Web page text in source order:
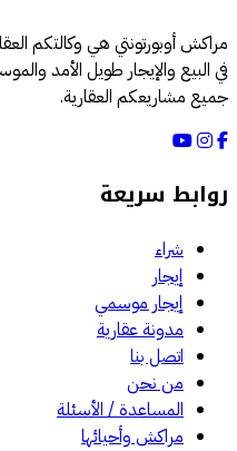
مراكش أوبورتونتي هي وكالتكم
في البيع والإيجار طويل الأمد
جميع مشاريعكم العقارية.
روابط سريعة
شراء
إيجار
إيجار موسمي
مدونة عقارية
اتصل بنا
من نحن
المساعدة / الأسئلة
مراكش وأحيائها